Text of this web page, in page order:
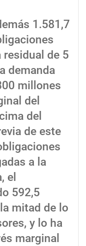
1.581,7
residual de 5
demanda
millones
del
del
de este
a la
el
592,5
mitad de lo
y lo ha
marginal